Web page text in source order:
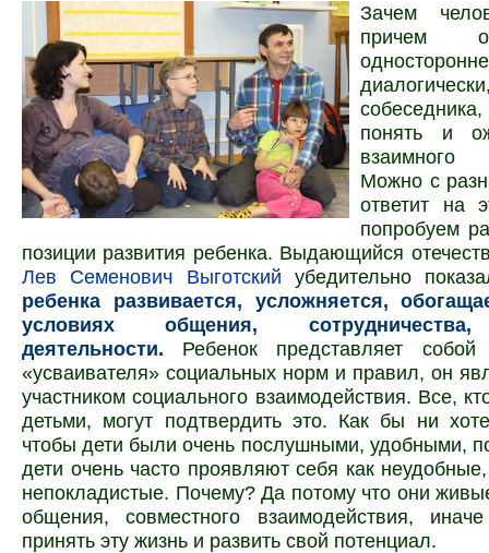
Зачем
причем
понять и
Можно с
ответит на
попробуем
позиции развития ребенка. Выдающийся
Лев Семенович Выгот­ский убедительно
ребенка развивается, усложняется,
условиях общения,
деятельности.
Ребенок представляет
«усваивателя» социальных норм и правил, он
участником социального взаимодействия. Все,
детьми, могут подтвердить это. Как бы ни
чтобы дети были очень послушными, удобными,
дети очень часто проявляют себя как
непокладистые. Почему? Да потому что они
общения, совместного взаимодействия,
принять эту жизнь и развить свой потенциал.